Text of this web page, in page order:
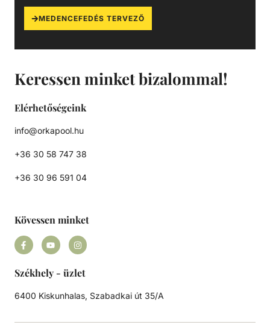
Keressen minket bizalommal!
Elérhetőségeink
info@orkapool.hu
+36 30 58 747 38
+36 30 96 591 04
Kövessen minket
Székhely - üzlet
6400 Kiskunhalas, Szabadkai út 35/A
MEDENCEFEDÉS TERVEZŐ